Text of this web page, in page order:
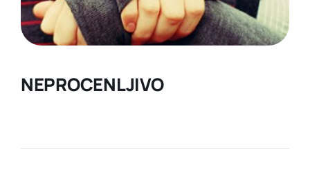
KONTAKT
NEPROCENLJIVO